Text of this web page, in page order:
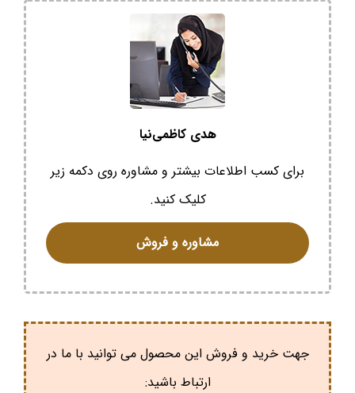
هدی کاظمی‌نیا
برای کسب اطلاعات بیشتر و مشاوره روی دکمه زیر
کلیک کنید.
مشاوره و فروش
جهت خرید و فروش این محصول می توانید با ما در
ارتباط باشید: